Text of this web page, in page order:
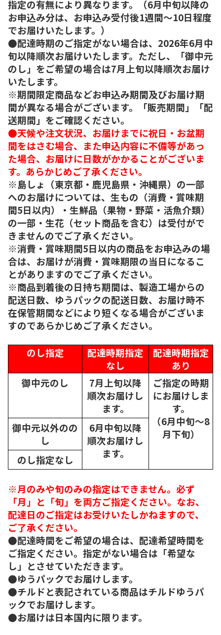
指定の有無により異なります。（6月中旬以降の
お申込み分は、お申込み受付後1週間～10日程度
でお届けいたします。）
●配達時期のご指定がない場合は、2026年6月中
旬以降順次お届けいたします。ただし、「御中元
のし」をご希望の場合は7月上旬以降順次お届け
いたします。
※期間限定商品などお申込み期間及びお届け期
間が異なる場合がございます。「販売期間」「配
送期間」をご確認ください。
●天候や注文状況、お届けまでに祝日・お盆期
間をはさむ場合、また申込内容に不備等があっ
た場合、お届けに日数がかかることがございま
す。あらかじめご了承ください。
※島しょ（東京都・鹿児島県・沖縄県）の一部
へのお届けについては、生もの（消費・賞味期
間5日以内）・生鮮品（果物・野菜・活魚介類）
の一部・生花（セット商品を含む）は受付がで
きませんのでご了承ください。
※消費・賞味期間5日以内の商品をお申込みの場
合は、お届けが消費・賞味期限の当日になるこ
とがありますのでご了承ください。
※商品到着後の日持ち期間は、製造工場からの
配送日数、ゆうパックの配送日数、お届け時不
在保管期間などにより短くなる場合がございま
すのであらかじめご了承ください。
のし指定
配達時期指定
なし
配達時期指定
あり
御中元のし
7月上旬以降
順次お届けし
ます。
ご指定の時期
にお届けしま
す。
（6月中旬～8
月下旬）
御中元以外のの
し
6月中旬以降
順次お届けし
ます。
のし指定なし
※月のみや旬のみの指定はできません。必ず
「月」と「旬」を両方ご指定ください。なお、
配達日のご指定はお受けいたしかねますので、
ご了承ください。
●配達時間をご希望の場合は、配達希望時間を
ご指定ください。指定がない場合は「希望な
し」とさせていただきます。
●ゆうパックでお届けします。
●チルドと表記されている商品はチルドゆうパ
ックでお届けします。
●お届けは日本国内に限ります。